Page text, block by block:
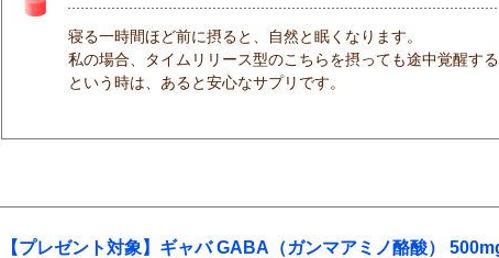
寝る一時間ほど前に摂ると、自然と眠くなります。
私の場合、タイムリリース型のこちらを摂っても途中覚醒す
という時は、あると安心なサプリです。
【プレゼント対象】ギャバ GABA（ガンマアミノ酪酸）